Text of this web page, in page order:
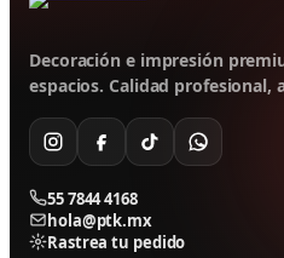
Decoración e impresión
espacios. Calidad profesional,
55 7844 4168
hola@ptk.mx
Rastrea tu pedido